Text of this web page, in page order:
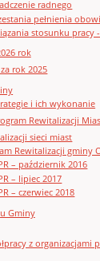
radnego
pełnienia
stosunku pracy
rok
rok 2025
i ich wykonanie
Rewitalizacji
sieci miast
Rewitalizacji gminy
– październik 2016
– lipiec 2017
– czerwiec 2018
Gminy
z organizacjami